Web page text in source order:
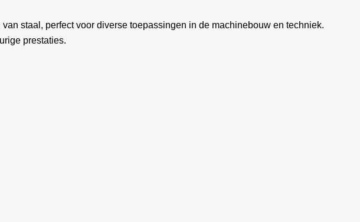
staal, perfect voor diverse toepassingen in de machinebouw en techniek.
prestaties.